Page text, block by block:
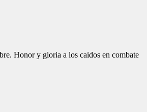
Honor y gloria a los caidos en combate